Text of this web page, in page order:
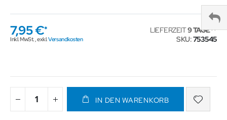
7,95 €
Inkl. MwSt.,exkl.Versandkosten
LIEFERZEIT9 TAGE
SKU 753545
IN DEN WARENKORB